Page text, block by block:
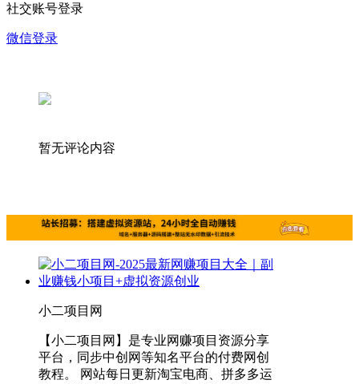
社交账号登录
微信登录
暂无评论内容
小二项目网
【小二项目网】是专业网赚项目资源分享
平台，同步中创网等知名平台的付费网创
教程。 网站每日更新淘宝电商、拼多多运